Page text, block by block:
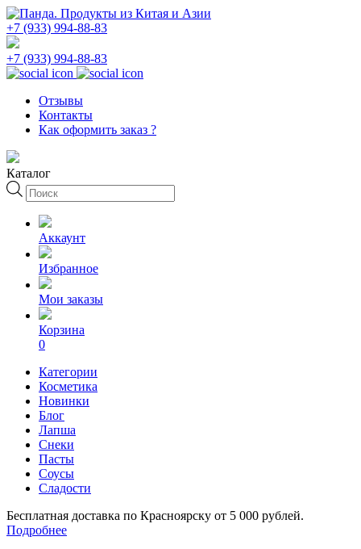
+7 (933) 994-88-83
+7 (933) 994-88-83
Отзывы
Контакты
Как оформить заказ ?
Каталог
Поиск
товаров
Аккаунт
Избранное
Мои заказы
Корзина
0
Категории
Косметика
Новинки
Блог
Лапша
Снеки
Пасты
Соусы
Сладости
Бесплатная доставка по Красноярску от 5 000 рублей.
Подробнее